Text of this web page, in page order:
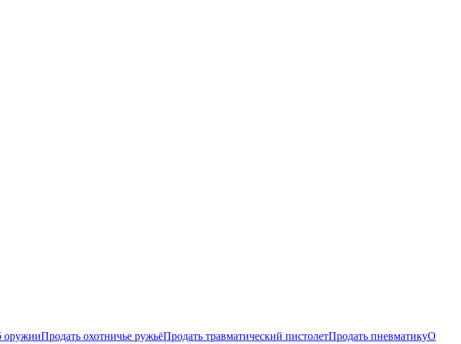
оружииПродать охотничье ружьёПродать травматический пистолетПродать пневматикуО